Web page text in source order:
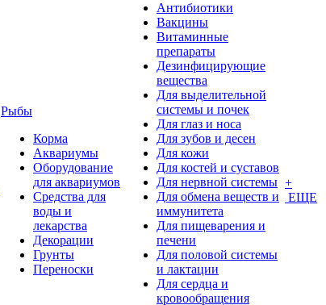
Рыбы
Корма
Аквариумы
Оборудование
для аквариумов
Средства для
воды и
лекарства
Декорации
Грунты
Переноски
Антибиотики
Вакцины
Витаминные
препараты
Дезинфицирующие
вещества
Для выделительной
системы и почек
Для глаз и носа
Для зубов и десен
Для кожи
Для костей и суставов
Для нервной системы
Для обмена веществ и
иммунитета
Для пищеварения и
печени
Для половой системы
и лактации
Для сердца и
кровообращения
+
ЕЩЕ